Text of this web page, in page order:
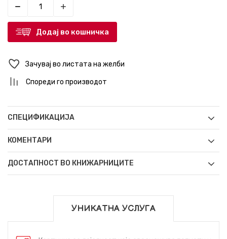
Додај во кошничка
Зачувај во листата на желби
Спореди го производот
СПЕЦИФИКАЦИЈА
КОМЕНТАРИ
ДОСТАПНОСТ ВО КНИЖАРНИЦИТЕ
УНИКАТНА УСЛУГА